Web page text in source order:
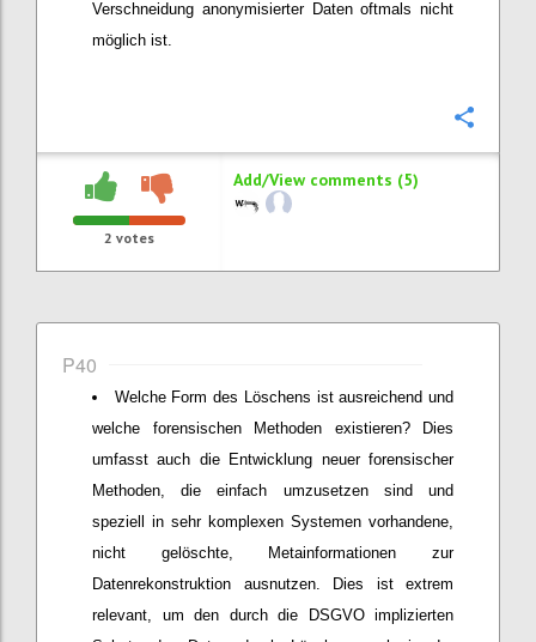
Verschneidung anonymisierter Daten oftmals nicht
möglich ist.
2 votes
Add/View comments (5)
P40
Welche Form des Löschens ist ausreichend und
welche forensischen Methoden existieren? Dies
umfasst auch die Entwicklung neuer forensischer
Methoden, die einfach umzusetzen sind und
speziell in sehr komplexen Systemen vorhandene,
nicht gelöschte, Metainformationen zur
Datenrekonstruktion ausnutzen. Dies ist extrem
relevant, um den durch die DSGVO implizierten